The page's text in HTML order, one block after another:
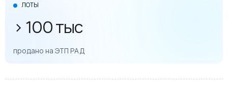
ЛОТЫ
> 100 тыс
продано на ЭТП РАД